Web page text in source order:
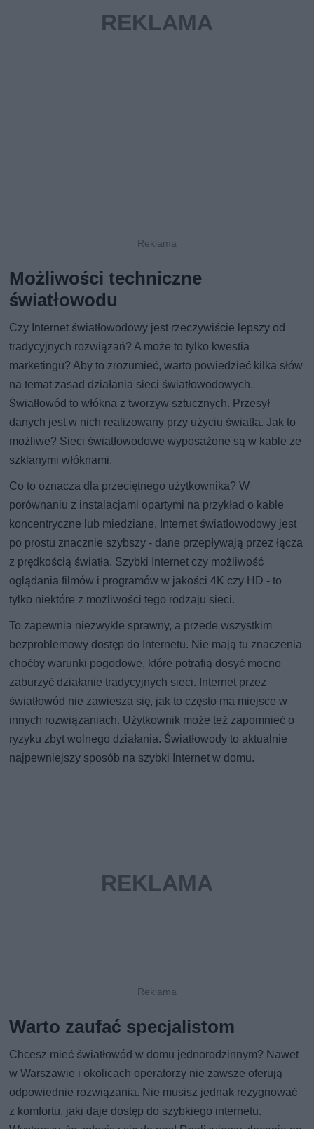
Możliwości techniczne
światłowodu
Czy Internet światłowodowy jest rzeczywiście lepszy od
tradycyjnych rozwiązań? A może to tylko kwestia
marketingu? Aby to zrozumieć, warto powiedzieć kilka słów
na temat zasad działania sieci światłowodowych.
Światłowód to włókna z tworzyw sztucznych. Przesył
danych jest w nich realizowany przy użyciu światła. Jak to
możliwe? Sieci światłowodowe wyposażone są w kable ze
szklanymi włóknami.
Co to oznacza dla przeciętnego użytkownika? W
porównaniu z instalacjami opartymi na przykład o kable
koncentryczne lub miedziane, Internet światłowodowy jest
po prostu znacznie szybszy - dane przepływają przez łącza
z prędkością światła. Szybki Internet czy możliwość
oglądania filmów i programów w jakości 4K czy HD - to
tylko niektóre z możliwości tego rodzaju sieci.
To zapewnia niezwykle sprawny, a przede wszystkim
bezproblemowy dostęp do Internetu. Nie mają tu znaczenia
choćby warunki pogodowe, które potrafią dosyć mocno
zaburzyć działanie tradycyjnych sieci. Internet przez
światłowód nie zawiesza się, jak to często ma miejsce w
innych rozwiązaniach. Użytkownik może też zapomnieć o
ryzyku zbyt wolnego działania. Światłowody to aktualnie
najpewniejszy sposób na szybki Internet w domu.
Warto zaufać specjalistom
Chcesz mieć światłowód w domu jednorodzinnym? Nawet
w Warszawie i okolicach operatorzy nie zawsze oferują
odpowiednie rozwiązania. Nie musisz jednak rezygnować
z komfortu, jaki daje dostęp do szybkiego internetu.